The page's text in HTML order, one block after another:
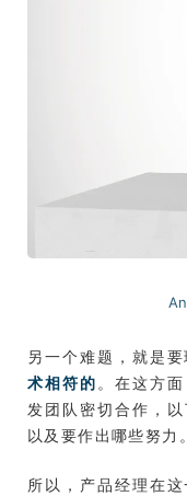
另一个难题，就是要
术相符的 。在这方
发团队密切合作，
以及要作出哪些努力
所以，产品经理在